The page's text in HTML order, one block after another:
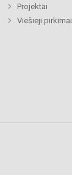
Projektai
Viešieji pirkimai